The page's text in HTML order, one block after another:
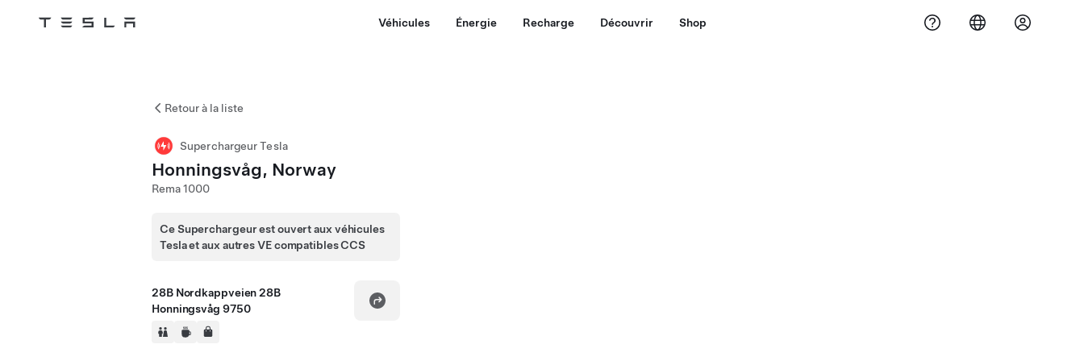
Tesla Véhicules Énergie Recharge Découvrir Shop
Retour à la liste
Superchargeur Tesla
Honningsvåg, Norway
Rema 1000
Ce Superchargeur est ouvert aux véhicules
Tesla et aux autres VE compatibles CCS
28B Nordkappveien 28B
Honningsvåg 9750